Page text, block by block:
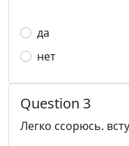
да
нет
Question 3
Легко ссорюсь.